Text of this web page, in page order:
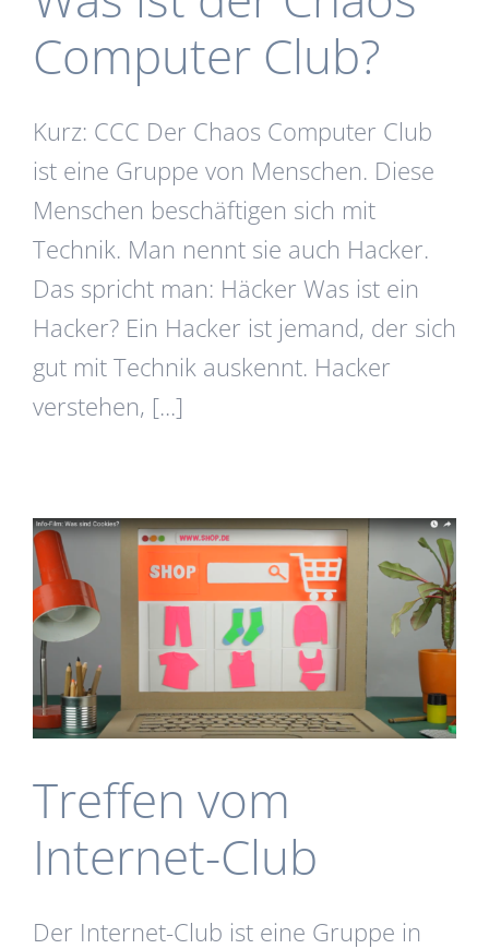
Computer Club?
Kurz: CCC Der Chaos Computer Club
ist eine Gruppe von Menschen. Diese
Menschen beschäftigen sich mit
Technik. Man nennt sie auch Hacker.
Das spricht man: Häcker Was ist ein
Hacker? Ein Hacker ist jemand, der sich
gut mit Technik auskennt. Hacker
verstehen, [...]
Treffen vom
Internet-Club
Der Internet-Club ist eine Gruppe in